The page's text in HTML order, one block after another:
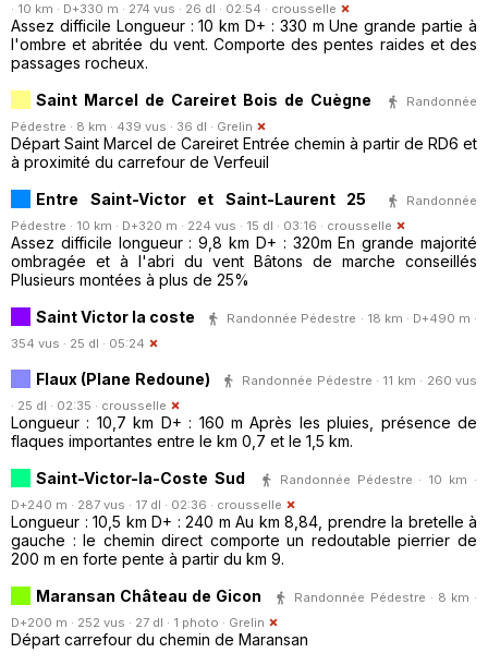
· 10 km · D+330 m · 274 vus · 26 dl · 02:54 · crousselle
Assez difficile Longueur : 10 km D+ : 330 m Une grande partie à
l'ombre et abritée du vent. Comporte des pentes raides et des
passages rocheux.
Saint Marcel de Careiret Bois de Cuègne
Randonnée
Pédestre · 8 km · 439 vus · 36 dl · Grelin
Départ Saint Marcel de Careiret Entrée chemin à partir de RD6 et
à proximité du carrefour de Verfeuil
Entre Saint-Victor et Saint-Laurent 25
Randonnée
Pédestre · 10 km · D+320 m · 224 vus · 15 dl · 03:16 · crousselle
Assez difficile longueur : 9,8 km D+ : 320m En grande majorité
ombragée et à l'abri du vent Bâtons de marche conseillés
Plusieurs montées à plus de 25%
Saint Victor la coste
Randonnée Pédestre · 18 km · D+490 m ·
354 vus · 25 dl · 05:24
Flaux (Plane Redoune)
Randonnée Pédestre · 11 km · 260 vus
· 25 dl · 02:35 · crousselle
Longueur : 10,7 km D+ : 160 m Après les pluies, présence de
flaques importantes entre le km 0,7 et le 1,5 km.
Saint-Victor-la-Coste Sud
Randonnée Pédestre · 10 km ·
D+240 m · 287 vus · 17 dl · 02:36 · crousselle
Longueur : 10,5 km D+ : 240 m Au km 8,84, prendre la bretelle à
gauche : le chemin direct comporte un redoutable pierrier de
200 m en forte pente à partir du km 9.
Maransan Château de Gicon
Randonnée Pédestre · 8 km ·
D+200 m · 252 vus · 27 dl · 1 photo · Grelin
Départ carrefour du chemin de Maransan